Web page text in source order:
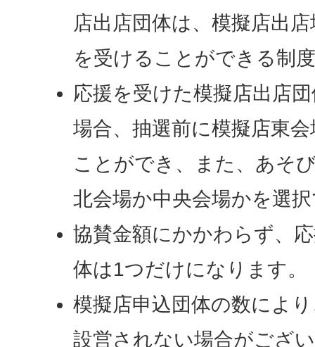
店出店団体は、模擬店出
を受けることができる制
応援を受けた模擬店出店
場合、抽選前に模擬店東
ことができ、また、あそ
北会場か中央会場かを選
協賛金額にかかわらず、
体は1つだけになります。
模擬店申込団体の数によ
設営されない場合がござ